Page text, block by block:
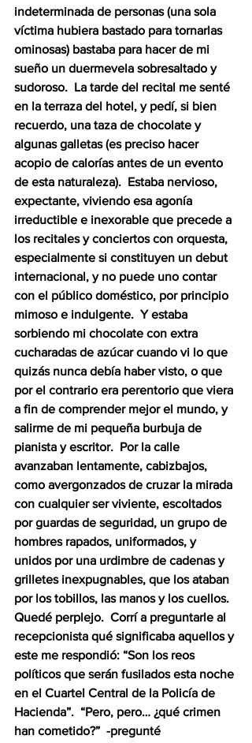
indeterminada de personas (una sola
víctima hubiera bastado para tornarlas
ominosas) bastaba para hacer de mi
sueño un duermevela sobresaltado y
sudoroso.  La tarde del recital me senté
en la terraza del hotel, y pedí, si bien
recuerdo, una taza de chocolate y
algunas galletas (es preciso hacer
acopio de calorías antes de un evento
de esta naturaleza).  Estaba nervioso,
expectante, viviendo esa agonía
irreductible e inexorable que precede a
los recitales y conciertos con orquesta,
especialmente si constituyen un debut
internacional, y no puede uno contar
con el público doméstico, por principio
mimoso e indulgente.  Y estaba
sorbiendo mi chocolate con extra
cucharadas de azúcar cuando vi lo que
quizás nunca debía haber visto, o que
por el contrario era perentorio que viera
a fin de comprender mejor el mundo, y
salirme de mi pequeña burbuja de
pianista y escritor.  Por la calle
avanzaban lentamente, cabizbajos,
como avergonzados de cruzar la mirada
con cualquier ser viviente, escoltados
por guardas de seguridad, un grupo de
hombres rapados, uniformados, y
unidos por una urdimbre de cadenas y
grilletes inexpugnables, que los ataban
por los tobillos, las manos y los cuellos.
Quedé perplejo.  Corrí a preguntarle al
recepcionista qué significaba aquellos y
este me respondió: “Son los reos
políticos que serán fusilados esta noche
en el Cuartel Central de la Policía de
Hacienda”.  “Pero, pero… ¿qué crimen
han cometido?”  -pregunté